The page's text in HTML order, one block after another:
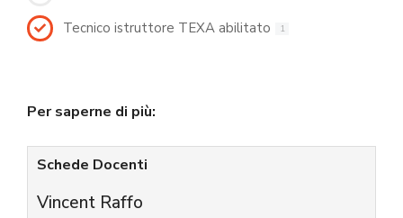
Tecnico istruttore TEXA abilitato 1
Per saperne di più:
Schede Docenti
Vincent Raffo